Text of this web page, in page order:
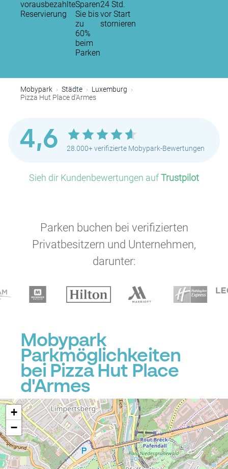
vorausbezahlte
Reservierung
Sparen
Sie bis
zu
60%
beim
Parken
24 Std.
vor Start
stornieren
Mobypark Städte
Luxemburg
Pizza Hut Place d'Armes
4,6 28.000+ verifizierte Mobypark-Bewertungen
Sieh dir Kundenbewertungen aufTrustpilot
Parken buchen bei verifizierten
Privatbesitzern und Unternehmen,
darunter:
Mobypark
Parkmöglichkeiten
bei Pizza Hut Place
d'Armes
+
−